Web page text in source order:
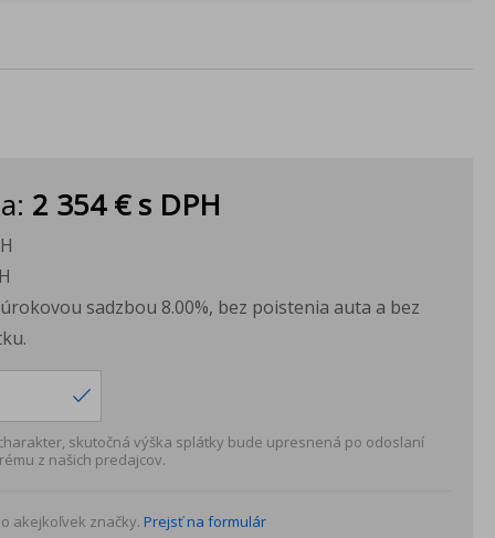
2 354 €s DPH
sadzbou 8.00%, bez poistenia auta a bez
skutočná výška splátky bude upresnená po odoslaní
z našich predajcov.
akejkoľvek značky. Prejsť na formulár